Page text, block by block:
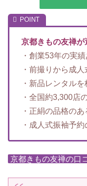
京都きもの友禅が
・創業53年の実
・前撮りから成
・新品レンタル
・全国約3,300店
・正絹の品格の
・成人式振袖予
京都きもの友禅の口